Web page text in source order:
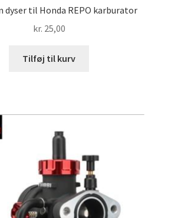
dyser til Honda REPO karburator
kr. 25,00
Tilføj til kurv